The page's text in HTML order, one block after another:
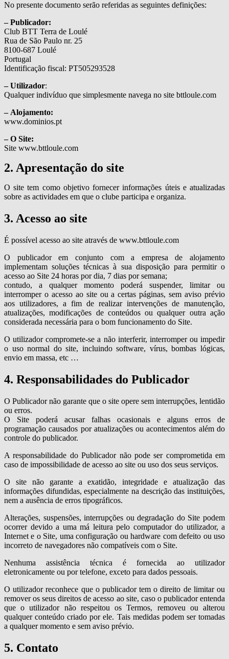
No presente documento serão referidas as seguintes definições:
– Publicador:
Club BTT Terra de Loulé
Rua de São Paulo nr. 25
8100-687 Loulé
Portugal
Identificação fiscal: PT505293528
– Utilizador:
Qualquer indivíduo que simplesmente navega no site bttloule.com
– Alojamento:
www.dominios.pt
– O Site:
Site www.bttloule.com
2. Apresentação do site
O site tem como objetivo fornecer informações úteis e atualizadas
sobre as actividades em que o clube participa e organiza.
3. Acesso ao site
É possível acesso ao site através de www.bttloule.com
O publicador em conjunto com a empresa de alojamento
implementam soluções técnicas à sua disposição para permitir o
acesso ao Site 24 horas por dia, 7 dias por semana;
contudo, a qualquer momento poderá suspender, limitar ou
interromper o acesso ao site ou a certas páginas, sem aviso prévio
aos utilizadores, a fim de realizar intervenções de manutenção,
atualizações, modificações de conteúdos ou qualquer outra ação
considerada necessária para o bom funcionamento do Site.
O utilizador compromete-se a não interferir, interromper ou impedir
o uso normal do site, incluindo software, vírus, bombas lógicas,
envio em massa, etc …
4. Responsabilidades do Publicador
O Publicador não garante que o site opere sem interrupções, lentidão
ou erros.
O Site poderá acusar falhas ocasionais e alguns erros de
programação causados por atualizações ou acontecimentos além do
controle do publicador.
A responsabilidade do Publicador não pode ser comprometida em
caso de impossibilidade de acesso ao site ou uso dos seus serviços.
O site não garante a exatidão, integridade e atualização das
informações difundidas, especialmente na descrição das instituições,
nem a ausência de erros tipográficos.
Alterações, suspensões, interrupções ou degradação do Site podem
ocorrer devido a uma má leitura pelo computador do utilizador, a
Internet e o Site, uma configuração ou hardware com defeito ou uso
incorreto de navegadores não compatíveis com o Site.
Nenhuma assistência técnica é fornecida ao utilizador
eletronicamente ou por telefone, exceto para dados pessoais.
O utilizador reconhece que o publicador tem o direito de limitar ou
remover os seus direitos de acesso ao site, caso o publicador entenda
que o utilizador não respeitou os Termos, removeu ou alterou
qualquer conteúdo criado por ele. Tais medidas podem ser tomadas
a qualquer momento e sem aviso prévio.
5. Contato